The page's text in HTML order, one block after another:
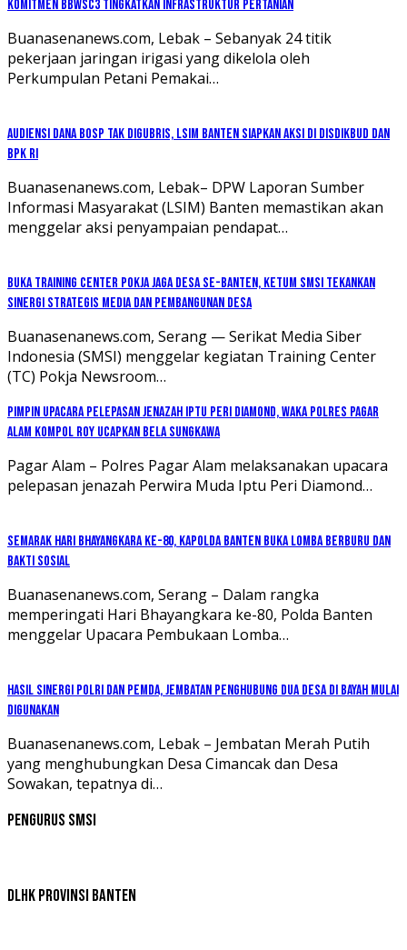
Komitmen BBWSC3 Tingkatkan Infrastruktur Pertanian
Buanasenanews.com, Lebak – Sebanyak 24 titik
pekerjaan jaringan irigasi yang dikelola oleh
Perkumpulan Petani Pemakai…
Audiensi Dana BOSP Tak Digubris, LSIM Banten Siapkan Aksi di Disdikbud dan
BPK RI
Buanasenanews.com, Lebak– DPW Laporan Sumber
Informasi Masyarakat (LSIM) Banten memastikan akan
menggelar aksi penyampaian pendapat…
Buka Training Center Pokja Jaga Desa se-Banten, Ketum SMSI Tekankan
Sinergi Strategis Media dan Pembangunan Desa
Buanasenanews.com, Serang — Serikat Media Siber
Indonesia (SMSI) menggelar kegiatan Training Center
(TC) Pokja Newsroom…
Pimpin Upacara Pelepasan Jenazah Iptu Peri Diamond, Waka Polres Pagar
Alam Kompol Roy Ucapkan Bela Sungkawa
Pagar Alam – Polres Pagar Alam melaksanakan upacara
pelepasan jenazah Perwira Muda Iptu Peri Diamond…
Semarak Hari Bhayangkara ke-80, Kapolda Banten Buka Lomba Berburu dan
Bakti Sosial
Buanasenanews.com, Serang – Dalam rangka
memperingati Hari Bhayangkara ke-80, Polda Banten
menggelar Upacara Pembukaan Lomba…
Hasil Sinergi Polri dan Pemda, Jembatan Penghubung Dua Desa di Bayah Mulai
Digunakan
Buanasenanews.com, Lebak – Jembatan Merah Putih
yang menghubungkan Desa Cimancak dan Desa
Sowakan, tepatnya di…
Pengurus SMSI
DLHK Provinsi Banten